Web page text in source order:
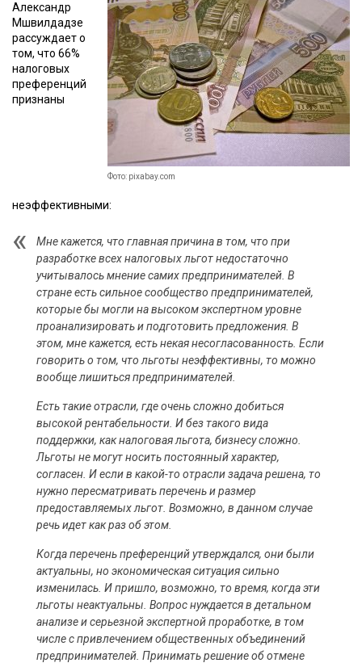
Фото: pixabay.com
Александр
Мшвилдадзе
рассуждает о
том, что 66%
налоговых
преференций
признаны
неэффективными:
Мне кажется, что главная причина в том, что при
разработке всех налоговых льгот недостаточно
учитывалось мнение самих предпринимателей. В
стране есть сильное сообщество предпринимателей,
которые бы могли на высоком экспертном уровне
проанализировать и подготовить предложения. В
этом, мне кажется, есть некая несогласованность. Если
говорить о том, что льготы неэффективны, то можно
вообще лишиться предпринимателей.
Есть такие отрасли, где очень сложно добиться
высокой рентабельности. И без такого вида
поддержки, как налоговая льгота, бизнесу сложно.
Льготы не могут носить постоянный характер,
согласен. И если в какой-то отрасли задача решена, то
нужно пересматривать перечень и размер
предоставляемых льгот. Возможно, в данном случае
речь идет как раз об этом.
Когда перечень преференций утверждался, они были
актуальны, но экономическая ситуация сильно
изменилась. И пришло, возможно, то время, когда эти
льготы неактуальны. Вопрос нуждается в детальном
анализе и серьезной экспертной проработке, в том
числе с привлечением общественных объединений
предпринимателей. Принимать решение об отмене